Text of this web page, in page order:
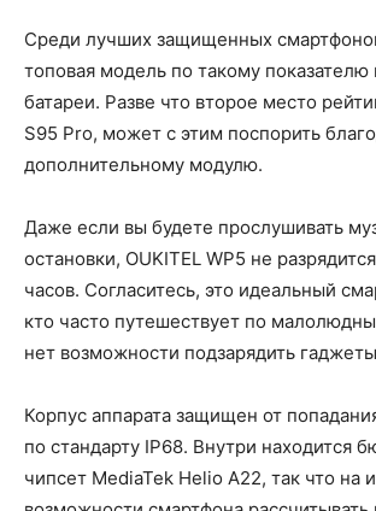
Среди лучших защищенных
топовая модель по такому показателю
батареи. Разве что второе место
S95 Pro, может с этим поспорить
дополнительному модулю.
Даже если вы будете прослушивать
остановки, OUKITEL WP5 не
часов. Согласитесь, это идеальный
кто часто путешествует по
нет возможности подзарядить
Корпус аппарата защищен от
по стандарту IP68. Внутри находится
чипсет MediaTek Helio A22, так что на